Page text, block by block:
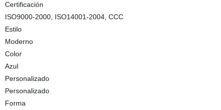
Certificación
ISO9000-2000, ISO14001-2004, CCC
Estilo
Moderno
Color
Azul
Personalizado
Personalizado
Forma